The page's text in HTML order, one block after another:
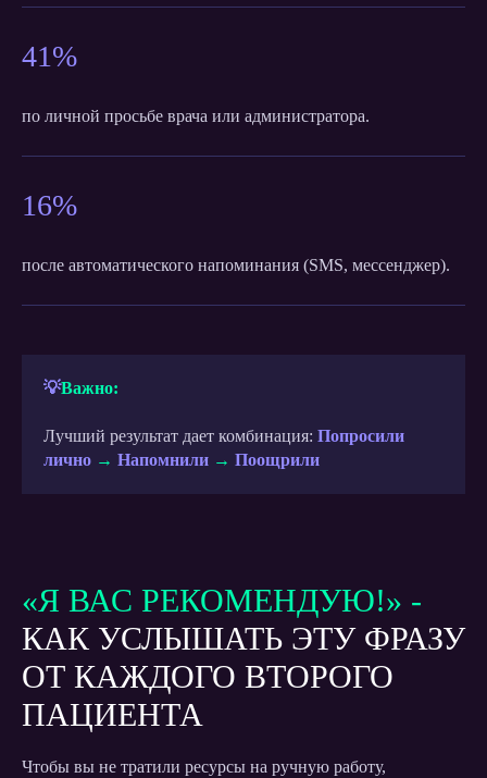
41%
по личной просьбе врача или администратора.
16%
после автоматического напоминания (SMS, мессенджер).
💡Важно:
Лучший результат дает комбинация: Попросили
лично → Напомнили → Поощрили
«Я ВАС РЕКОМЕНДУЮ!» -
КАК УСЛЫШАТЬ ЭТУ ФРАЗУ
ОТ КАЖДОГО ВТОРОГО
ПАЦИЕНТА
Чтобы вы не тратили ресурсы на ручную работу,
Оставить заявку
КЛИНИКИ
ОТ OK REVIEW
ВАШЕЙ
ОНЛАЙН-
ИМИДЖ
Если вы хотите понять, как выглядит
бесплатный аудит репутации